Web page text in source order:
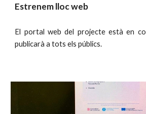
Estrenem lloc web
El portal web del projecte està en
publicarà a tots els públics.